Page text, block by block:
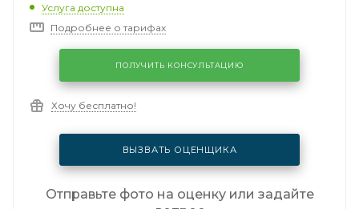
Услуга доступна
Подробнее о тарифах
ПОЛУЧИТЬ КОНСУЛЬТАЦИЮ
Хочу бесплатно!
ВЫЗВАТЬ ОЦЕНЩИКА
Отправьте фото на оценку или задайте